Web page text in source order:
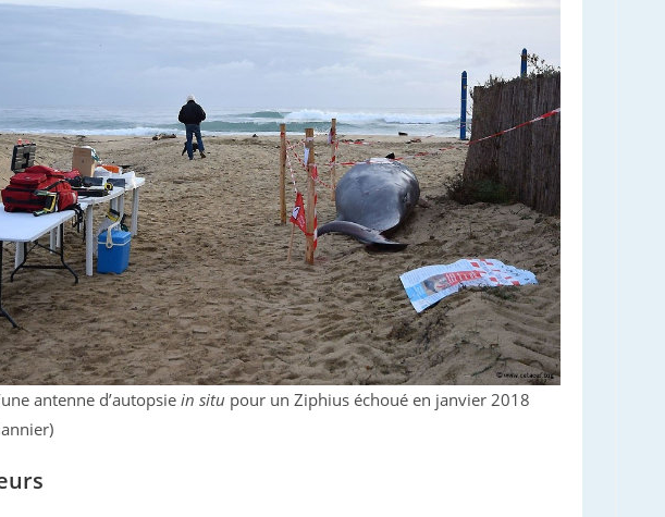
antenne d’autopsiein situ pour un Ziphius échoué en janvier 2018